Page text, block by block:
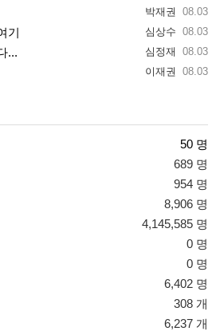
박재권 08.03
심상수 08.03
기
심정재 08.03
...
이재권 08.03
50 명
689 명
954 명
8,906 명
4,145,585 명
0 명
0 명
6,402 명
308 개
6,237 개